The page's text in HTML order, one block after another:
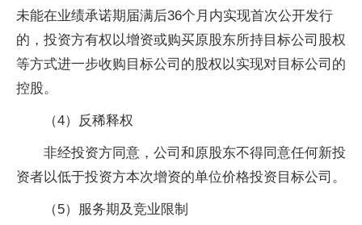
未能在业绩承诺期届满后36个月内实现首次公开发行
的，投资方有权以增资或购买原股东所持目标公司股权
等方式进一步收购目标公司的股权以实现对目标公司的
控股。
（4）反稀释权
非经投资方同意，公司和原股东不得同意任何新投
资者以低于投资方本次增资的单位价格投资目标公司。
（5）服务期及竞业限制